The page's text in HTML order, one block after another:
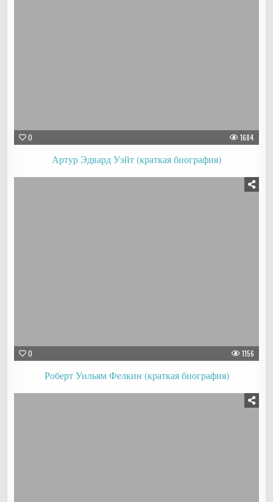
0 1684
Артур Эдвард Уэйт (краткая биография)
0 1156
Роберт Уильям Фелкин (краткая биография)